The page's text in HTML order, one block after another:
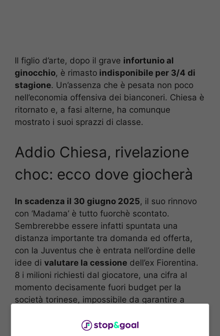
Il figlio d’arte, dopo il grave infortunio al
ginocchio, è rimasto indisponibile per 3/4 di
stagione. Un’assenza che è pesata non poco
nell’economia offensiva dei bianconeri. Chiesa è
ritornato e, a fasi alterne, ha comunque
mostrato i suoi sprazzi di classe.
Addio Chiesa, rivelazione
choc: ecco dove giocherà
In scadenza il 30 giugno 2025, il suo rinnovo
con ‘Madama’ è tutto fuorchè scontato.
Sembrerebbe essere infatti spuntata una
distanza importante tra domanda ed offerta,
con la Juventus che è entrata nell’ordine delle
idee di valutare la cessione dell’ex Fiorentina.
8 i milioni richiesti dal giocatore, una cifra al
momento decisamente fuori budget per la
società torinese, impossibile da garantire a